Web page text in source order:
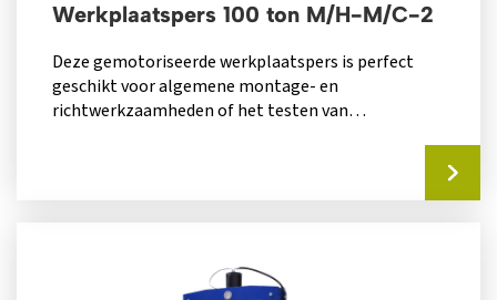
Werkplaatspers 100 ton M/H-M/C-2
Deze gemotoriseerde werkplaatspers is perfect
geschikt voor algemene montage- en
richtwerkzaamheden of het testen van